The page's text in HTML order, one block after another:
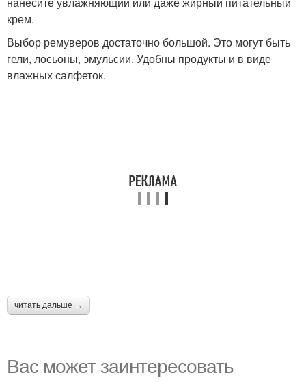
крем.
Выбор ремуверов достаточно большой. Это могут быть
гели, лосьоны, эмульсии. Удобны продукты и в виде
влажных салфеток.
читать дальше →
Вас может заинтересовать